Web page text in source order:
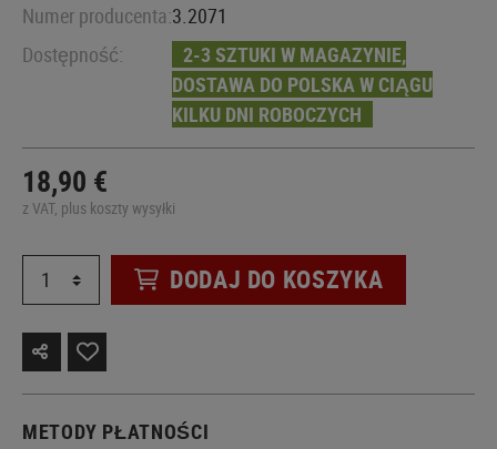
Numer producenta:3.2071
Dostępność:
2-3 SZTUKI W MAGAZYNIE,
DOSTAWA DO POLSKA W CIĄGU
KILKU DNI ROBOCZYCH
18,90 €
z VAT, plus koszty wysyłki
DODAJ DO KOSZYKA
METODY PŁATNOŚCI